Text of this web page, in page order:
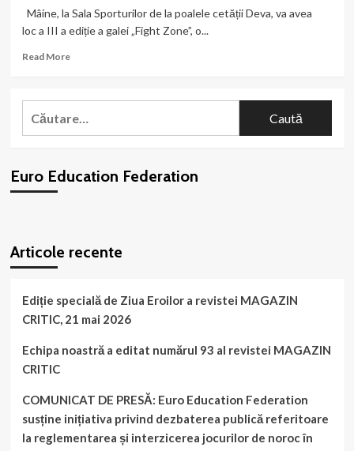
Mâine, la Sala Sporturilor de la poalele cetății Deva, va avea
loc a III a ediție a galei „Fight Zone”, o...
Read MoreRead
Afiliații
noștrii
Sportiv
gala
Zone”
Deva!
Caută
Euro Education Federation
Articole recente
Ediție specială de Ziua Eroilor a revistei MAGAZIN
CRITIC, 21 mai 2026
Echipa noastră a editat numărul 93 al revistei MAGAZIN
CRITIC
COMUNICAT DE PRESĂ: Euro Education Federation
susține inițiativa privind dezbaterea publică referitoare
la reglementarea și interzicerea jocurilor de noroc în